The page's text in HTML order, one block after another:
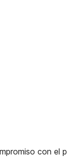
con el